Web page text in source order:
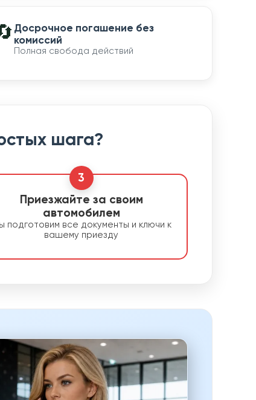
Досрочное погашение без
комиссий
Полная свобода действий
шага?
3
Приезжайте за своим
автомобилем
подготовим все документы и ключи к
вашему приезду